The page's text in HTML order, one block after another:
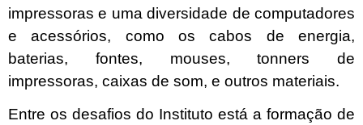
impressoras e uma diversidade de computadores
e acessórios, como os cabos de energia,
baterias, fontes, mouses, tonners de
impressoras, caixas de som, e outros materiais.
Entre os desafios do Instituto está a formação de